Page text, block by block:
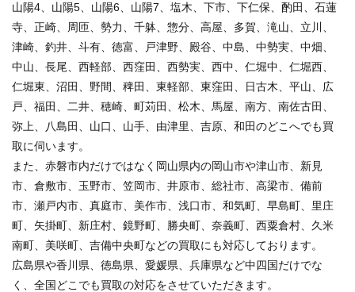
山陽4、山陽5、山陽6、山陽7、塩木、下市、下仁保、酌田、石蓮
寺、正崎、周匝、勢力、千躰、惣分、高屋、多賀、滝山、立川、
津崎、釣井、斗有、徳富、戸津野、殿谷、中島、中勢実、中畑、
中山、長尾、西軽部、西窪田、西勢実、西中、仁堀中、仁堀西、
仁堀東、沼田、野間、稗田、東軽部、東窪田、日古木、平山、広
戸、福田、二井、穂崎、町苅田、松木、馬屋、南方、南佐古田、
弥上、八島田、山口、山手、由津里、吉原、和田のどこへでも買
取に伺います。
また、赤磐市内だけではなく岡山県内の岡山市や津山市、新見
市、倉敷市、玉野市、笠岡市、井原市、総社市、高梁市、備前
市、瀬戸内市、真庭市、美作市、浅口市、和気町、早島町、里庄
町、矢掛町、新庄村、鏡野町、勝央町、奈義町、西粟倉村、久米
南町、美咲町、吉備中央町などの買取にも対応しております。
広島県や香川県、徳島県、愛媛県、兵庫県など中四国だけでな
く、全国どこでも買取の対応をさせていただきます。